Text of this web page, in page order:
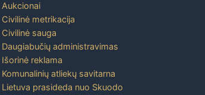
Aukcionai
Civilinė metrikacija
Civilinė sauga
Daugiabučių administravimas
Išorinė reklama
Komunalinių atliekų savitarna
Lietuva prasideda nuo Skuodo